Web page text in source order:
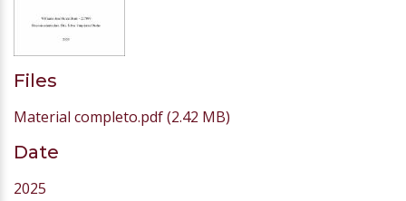
Files
Material completo.pdf(2.42 MB)
Date
2025